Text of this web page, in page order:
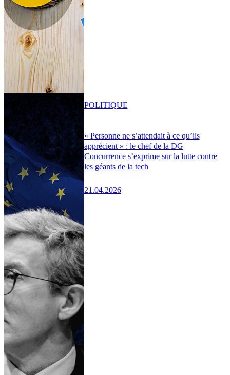
« Personne ne s’attendait à ce qu’ils
apprécient » : le chef de la DG
Concurrence s’exprime sur la lutte contre
les géants de la tech
21.04.2026
POLITIQUE